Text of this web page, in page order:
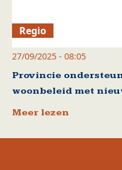
Regio
27/09/2025 - 08:05
Provincie
woonbeleid met
Meer lezen